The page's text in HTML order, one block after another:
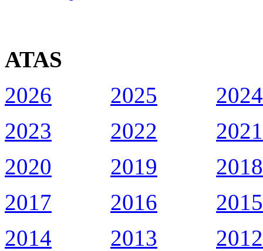
ATAS
2026
2025
2024
2023
2022
2021
2020
2019
2018
2017
2016
2015
2014
2013
2012